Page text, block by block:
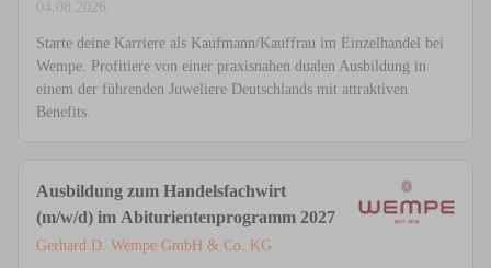
04.08.2026
Starte deine Karriere als Kaufmann/Kauffrau im Einzelhandel bei
Wempe. Profitiere von einer praxisnahen dualen Ausbildung in
einem der führenden Juweliere Deutschlands mit attraktiven
Benefits.
Ausbildung zum Handelsfachwirt
(m/w/d) im Abiturientenprogramm 2027
Gerhard D. Wempe GmbH & Co. KG